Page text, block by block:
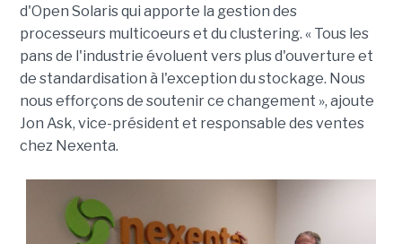
d'Open Solaris qui apporte la gestion des
processeurs multicoeurs et du clustering. « Tous les
pans de l'industrie évoluent vers plus d'ouverture et
de standardisation à l'exception du stockage. Nous
nous efforçons de soutenir ce changement », ajoute
Jon Ask, vice-président et responsable des ventes
chez Nexenta.